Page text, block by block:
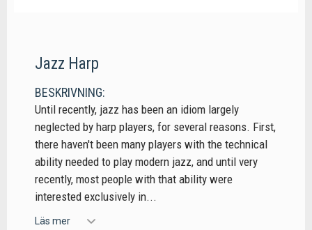
Jazz Harp
BESKRIVNING:
Until recently, jazz has been an idiom largely
neglected by harp players, for several reasons. First,
there haven't been many players with the technical
ability needed to play modern jazz, and until very
recently, most people with that ability were
interested exclusively in...
Läs mer